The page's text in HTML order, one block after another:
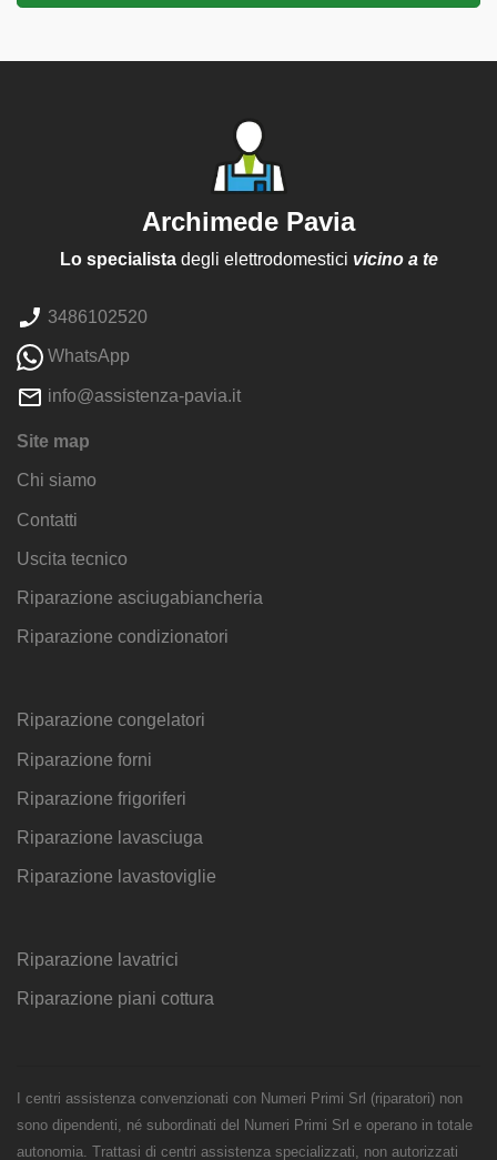
Archimede Pavia
Lo specialistadegli elettrodomestici vicino a te
3486102520
WhatsApp
info@assistenza-pavia.it
Site map
Chi siamo
Contatti
Uscita tecnico
Riparazione asciugabiancheria
Riparazione condizionatori
Riparazione congelatori
Riparazione forni
Riparazione frigoriferi
Riparazione lavasciuga
Riparazione lavastoviglie
Riparazione lavatrici
Riparazione piani cottura
I centri assistenza convenzionati con Numeri Primi Srl (riparatori) non
sono dipendenti, né subordinati del Numeri Primi Srl e operano in totale
autonomia. Trattasi di centri assistenza specializzati, non autorizzati